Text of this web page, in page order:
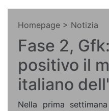
Homepage > Notizia
Fase 2,
positivo il
italiano
Nella prima